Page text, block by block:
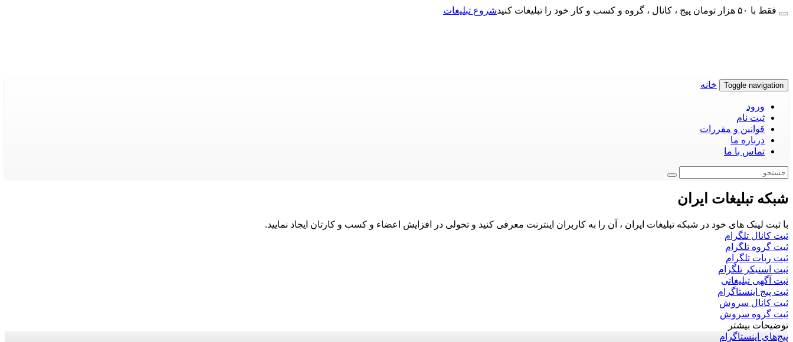
فقط با ۵۰ هزار تومان پیج ، کانال ، گروه و کسب و کار خود را تبلیغات کنید شروع تبلیغات
Toggle navigation خانه
ورود
ثبت نام
قوانین و مقررات
درباره ما
تماس با ما
شبکه تبلیغات ایران
با ثبت لینک های خود در شبکه تبلیغات ایران ، آن را به کاربران اینترنت معرفی کنید و تحولی در افزایش اعضاء و کسب و کارتان ایجاد نمایید.
ثبت کانال تلگرام
ثبت گروه تلگرام
ثبت ربات تلگرام
ثبت استیکر تلگرام
ثبت آگهی تبلیغاتی
ثبت پیج اینستاگرام
ثبت کانال سروش
ثبت گروه سروش
توضیحات بیشتر
پیج‌های اینستاگرام